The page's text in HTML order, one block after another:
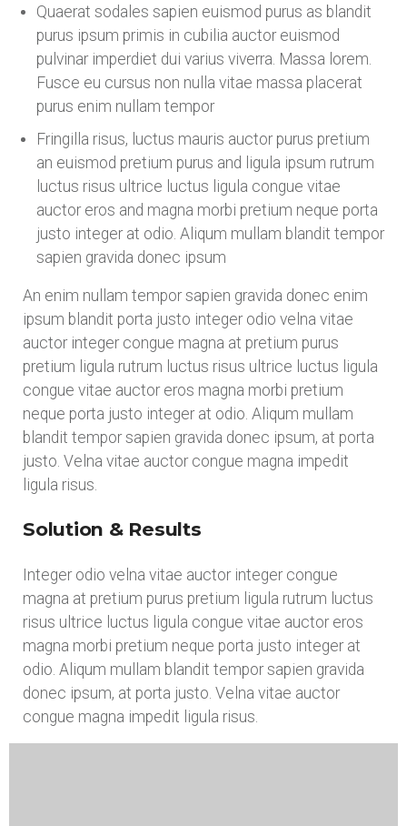
Quaerat sodales sapien euismod purus as blandit
purus ipsum primis in cubilia auctor euismod
pulvinar imperdiet dui varius viverra. Massa lorem.
Fusce eu cursus non nulla vitae massa placerat
purus enim nullam tempor
Fringilla risus, luctus mauris auctor purus pretium
an euismod pretium purus and ligula ipsum rutrum
luctus risus ultrice luctus ligula congue vitae
auctor eros and magna morbi pretium neque porta
justo integer at odio. Aliqum mullam blandit tempor
sapien gravida donec ipsum
An enim nullam tempor sapien gravida donec enim
ipsum blandit porta justo integer odio velna vitae
auctor integer congue magna at pretium purus
pretium ligula rutrum luctus risus ultrice luctus ligula
congue vitae auctor eros magna morbi pretium
neque porta justo integer at odio. Aliqum mullam
blandit tempor sapien gravida donec ipsum, at porta
justo. Velna vitae auctor congue magna impedit
ligula risus.
Solution & Results
Integer odio velna vitae auctor integer congue
magna at pretium purus pretium ligula rutrum luctus
risus ultrice luctus ligula congue vitae auctor eros
magna morbi pretium neque porta justo integer at
odio. Aliqum mullam blandit tempor sapien gravida
donec ipsum, at porta justo. Velna vitae auctor
congue magna impedit ligula risus.